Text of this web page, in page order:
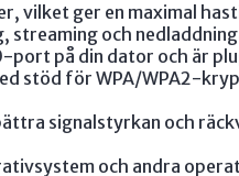
vilket ger en maximal
streaming och
port på din dator och är
stöd för WPA/WPA2-
signalstyrkan och
och andra